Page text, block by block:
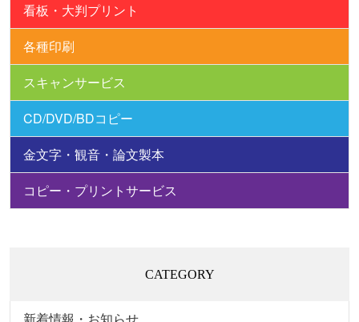
看板・大判プリント
各種印刷
スキャンサービス
CD/DVD/BDコピー
金文字・観音・論文製本
コピー・プリントサービス
CATEGORY